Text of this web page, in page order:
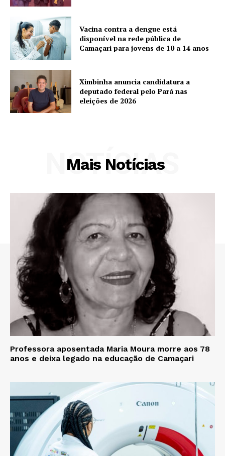
Vacina contra a dengue está
disponível na rede pública de
Camaçari para jovens de 10 a 14 anos
Ximbinha anuncia candidatura a
deputado federal pelo Pará nas
eleições de 2026
Mais Notícias
NOTÍCIAS
Professora aposentada Maria Moura morre aos 78
anos e deixa legado na educação de Camaçari